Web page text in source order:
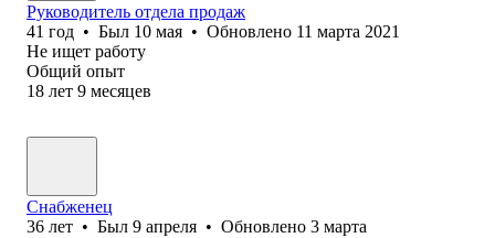
Руководитель отдела продаж
41 год • Был 10 мая • Обновлено 11 марта 2021
Не ищет работу
Общий опыт
18 лет 9 месяцев
Снабженец
36 лет • Был 9 апреля • Обновлено 3 марта